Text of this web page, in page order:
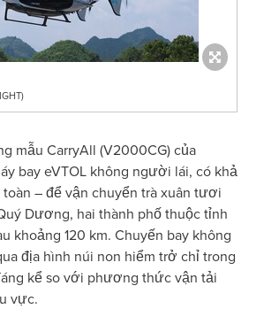
mẫu CarryAll (V2000CG) của
bay eVTOL không người lái, có khả
– để vận chuyển trà xuân tươi
Dương, hai thành phố thuộc tỉnh
khoảng 120 km. Chuyến bay không
địa hình núi non hiểm trở chỉ trong
kể so với phương thức vận tải
vực.